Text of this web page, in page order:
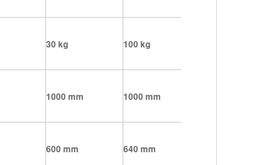
30 kg 100 kg
1000 mm 1000 mm
600 mm 640 mm